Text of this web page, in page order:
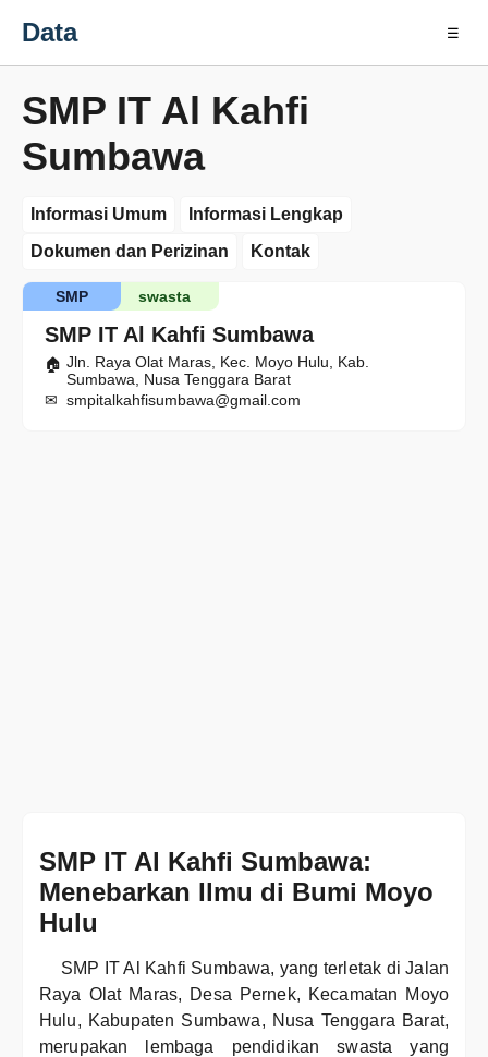
Data ☰
SMP IT Al Kahfi
Sumbawa
Informasi Umum
Informasi Lengkap
Dokumen dan Perizinan
Kontak
SMP IT Al Kahfi Sumbawa
swasta
SMP
Jln. Raya Olat Maras, Kec. Moyo Hulu, Kab.
Sumbawa, Nusa Tenggara Barat
smpitalkahfisumbawa@gmail.com
SMP IT Al Kahfi Sumbawa:
Menebarkan Ilmu di Bumi Moyo
Hulu
SMP IT Al Kahfi Sumbawa, yang terletak di Jalan
Raya Olat Maras, Desa Pernek, Kecamatan Moyo
Hulu, Kabupaten Sumbawa, Nusa Tenggara Barat,
merupakan lembaga pendidikan swasta yang